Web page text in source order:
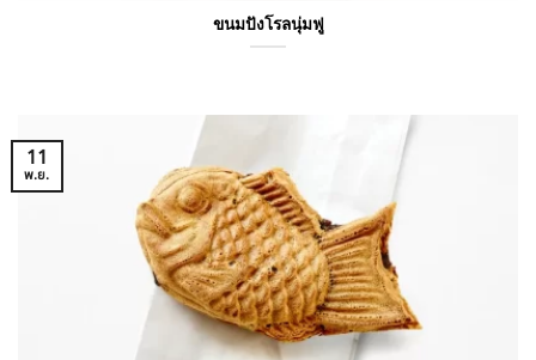
ขนมปังโรลนุ่มฟู
11
พ.ย.